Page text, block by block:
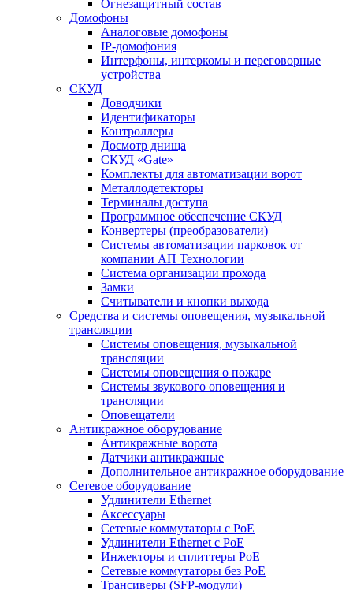
Огнезащитный состав
Домофоны
Аналоговые домофоны
IP-домофония
Интерфоны, интеркомы и переговорные
устройства
СКУД
Доводчики
Идентификаторы
Контроллеры
Досмотр днища
СКУД «Gate»
Комплекты для автоматизации ворот
Металлодетекторы
Терминалы доступа
Программное обеспечение СКУД
Конвертеры (преобразователи)
Системы автоматизации парковок от
компании АП Технологии
Система организации прохода
Замки
Считыватели и кнопки выхода
Средства и системы оповещения, музыкальной
трансляции
Системы оповещения, музыкальной
трансляции
Системы оповещения о пожаре
Системы звукового оповещения и
трансляции
Оповещатели
Антикражное оборудование
Антикражные ворота
Датчики антикражные
Дополнительное антикражное оборудование
Сетевое оборудование
Удлинители Ethernet
Аксессуары
Сетевые коммутаторы с РоЕ
Удлинители Ethernet с PoE
Инжекторы и сплиттеры РоЕ
Сетевые коммутаторы без РоЕ
Трансиверы (SFP-модули)